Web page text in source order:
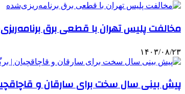
مخالفت پلیس تهران با قطعی برق
۱۴۰۳/۰۸/۲۳
پیش بینی سال سخت برای سارقان و